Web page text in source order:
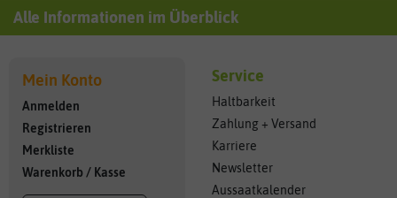
Alle Informationen im Überblick
Mein Konto
Anmelden
Registrieren
Merkliste
Warenkorb / Kasse
Service
Haltbarkeit
Zahlung + Versand
Karriere
Newsletter
Aussaatkalender